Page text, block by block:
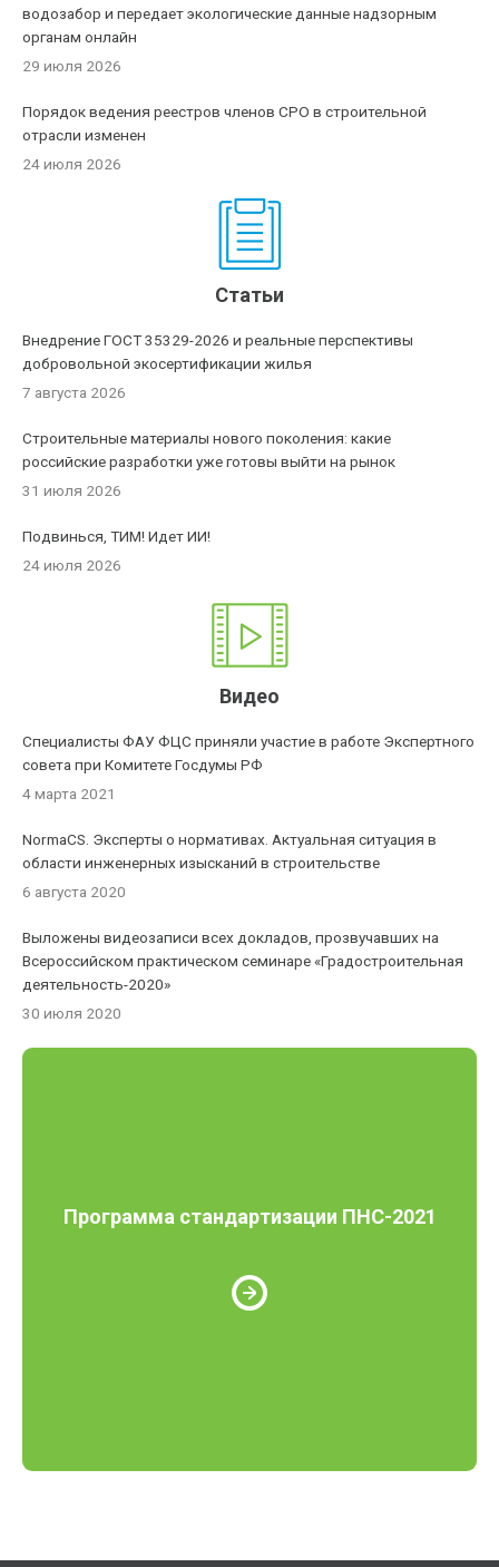
водозабор и передает экологические данные надзорным
органам онлайн
29 июля 2026
Порядок ведения реестров членов СРО в строительной
отрасли изменен
24 июля 2026
Статьи
Внедрение ГОСТ 35329-2026 и реальные перспективы
добровольной экосертификации жилья
7 августа 2026
Строительные материалы нового поколения: какие
российские разработки уже готовы выйти на рынок
31 июля 2026
Подвинься, ТИМ! Идет ИИ!
24 июля 2026
Видео
Специалисты ФАУ ФЦС приняли участие в работе Экспертного
совета при Комитете Госдумы РФ
4 марта 2021
NormaCS. Эксперты о нормативах. Актуальная ситуация в
области инженерных изысканий в строительстве
6 августа 2020
Выложены видеозаписи всех докладов, прозвучавших на
Всероссийском практическом семинаре «Градостроительная
деятельность-2020»
30 июля 2020
Программа стандартизации ПНС-2021